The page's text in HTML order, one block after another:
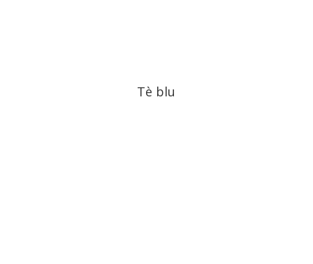
Tè blu